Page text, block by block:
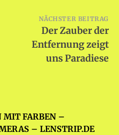
NÄCHSTER BEITRAG
Der Zauber der
Entfernung zeigt
uns Paradiese
MIT FARBEN –
– LENSTRIP.DE